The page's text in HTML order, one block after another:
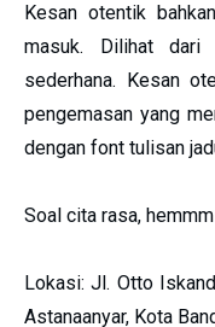
Kesan otentik
masuk. Dilihat
sederhana. Kesan
pengemasan yang
dengan font tulisan
Soal cita rasa,
Lokasi: Jl. Otto
Astanaanyar, Kota